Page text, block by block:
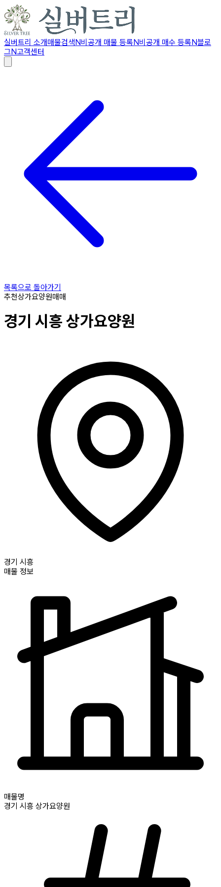
실버트리 소개매물검색N비공개 매물 등록N비공개 매수 등록N블로
그N고객센터
목록으로 돌아가기
추천상가요양원매매
경기 시흥 상가요양원
경기 시흥
매물 정보
매물명
경기 시흥 상가요양원